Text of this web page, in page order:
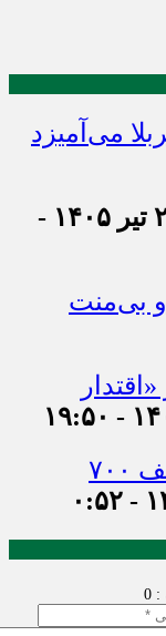
می‌آمیزد
۲۷ تیر ۱۴۰۵ -
و بی‌منت
هلاکت چهار شرور مسلح وکشف ۷۰۰
0